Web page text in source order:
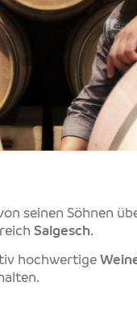
seinen Söhnen
Salgesch.
hochwertige